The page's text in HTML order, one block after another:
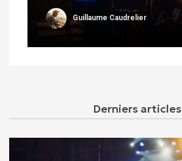
Guillaume Caudrelier
Derniers articles